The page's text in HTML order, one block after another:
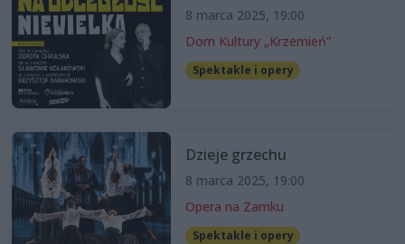
8 marca 2025, 19:00
Dom Kultury „Krzemień”
Spektakle i opery
Dzieje grzechu
8 marca 2025, 19:00
Opera na Zamku
Spektakle i opery